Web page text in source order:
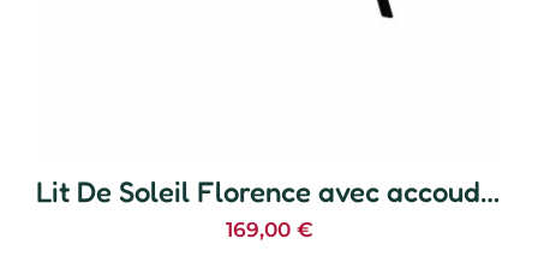
Lit De Soleil Florence avec accoudoirs
169,00 €